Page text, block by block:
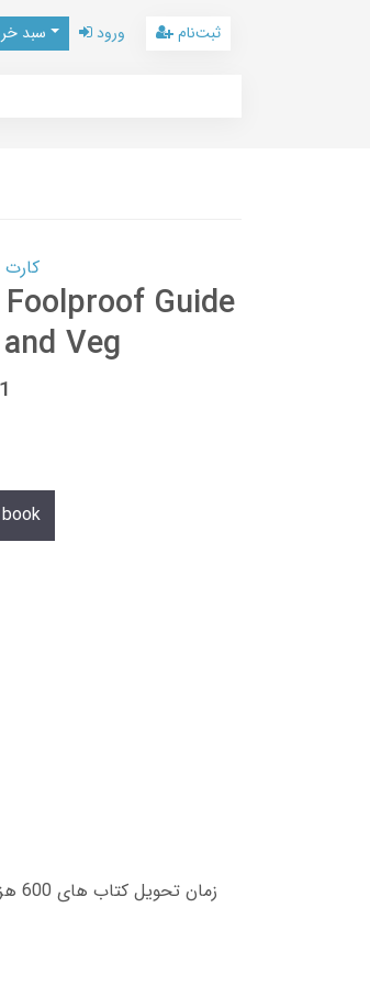
سبد ورود ثبت‌نام
کارت
Guide
Veg